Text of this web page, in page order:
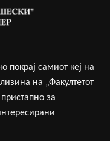
покрај самиот кеј на
на „Факултетот
за